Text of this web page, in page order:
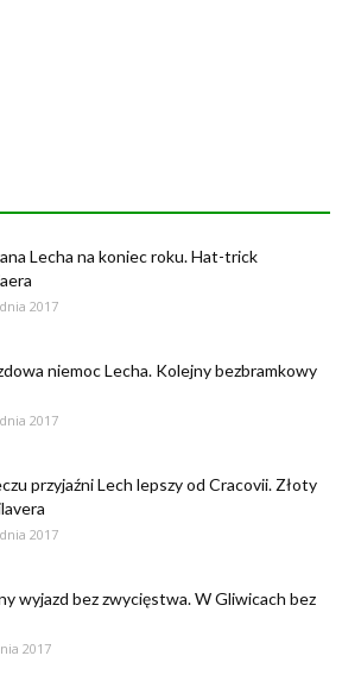
Lecha na koniec roku. Hat-trick
2017
niemoc Lecha. Kolejny bezbramkowy
2017
przyjaźni Lech lepszy od Cracovii. Złoty
2017
wyjazd bez zwycięstwa. W Gliwicach bez
2017